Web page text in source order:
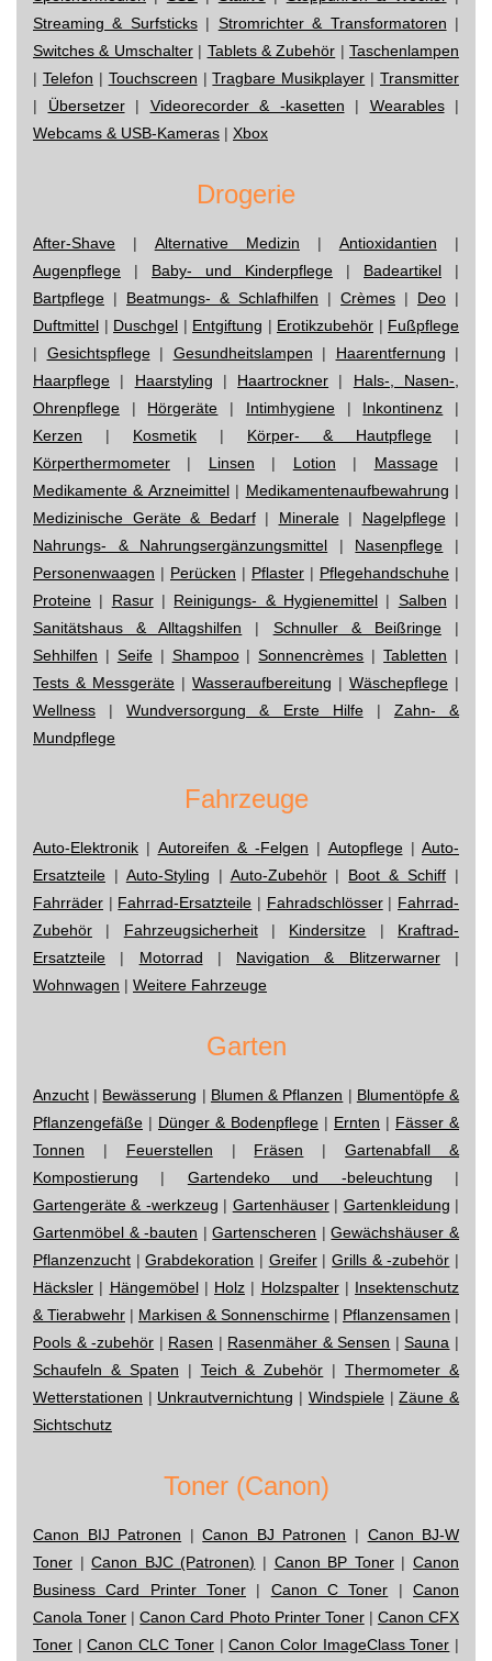
Streaming & Surfsticks| Stromrichter & Transformatoren |
Switches & Umschalter| Tablets & Zubehör | Taschenlampen
| Telefon | Touchscreen |Tragbare Musikplayer | Transmitter
| Übersetzer| Videorecorder & -kasetten | Wearables|
Webcams & USB-Kameras | Xbox
Drogerie
After-Shave | Alternative Medizin | Antioxidantien |
Augenpflege | Baby- und Kinderpflege | Badeartikel |
Bartpflege | Beatmungs- & Schlafhilfen | Crèmes | Deo |
Duftmittel | Duschgel | Entgiftung | Erotikzubehör | Fußpflege
| Gesichtspflege| Gesundheitslampen | Haarentfernung |
Haarpflege | Haarstyling | Haartrockner | Hals-, Nasen-,
Ohrenpflege | Hörgeräte | Intimhygiene| Inkontinenz |
Kerzen | Kosmetik | Körper- & Hautpflege |
Körperthermometer | Linsen | Lotion | Massage|
Medikamente & Arzneimittel| Medikamentenaufbewahrung |
Medizinische Geräte & Bedarf| Minerale| Nagelpflege|
Nahrungs- & Nahrungsergänzungsmittel | Nasenpflege |
Personenwaagen | Perücken | Pflaster | Pflegehandschuhe |
Proteine | Rasur| Reinigungs- & Hygienemittel | Salben |
Sanitätshaus & Alltagshilfen | Schnuller & Beißringe|
Sehhilfen | Seife| Shampoo|Sonnencrèmes |Tabletten |
Tests & Messgeräte | Wasseraufbereitung | Wäschepflege |
Wellness |Wundversorgung & Erste Hilfe| Zahn- &
Mundpflege
Fahrzeuge
Auto-Elektronik | Autoreifen & -Felgen | Autopflege| Auto-
Ersatzteile | Auto-Styling | Auto-Zubehör| Boot & Schiff |
Fahrräder | Fahrrad-Ersatzteile | Fahradschlösser| Fahrrad-
Zubehör | Fahrzeugsicherheit| Kindersitze | Kraftrad-
Ersatzteile | Motorrad | Navigation & Blitzerwarner|
Wohnwagen | Weitere Fahrzeuge
Garten
Anzucht | Bewässerung | Blumen & Pflanzen | Blumentöpfe &
Pflanzengefäße | Dünger & Bodenpflege | Ernten | Fässer &
Tonnen | Feuerstellen | Fräsen |Gartenabfall &
Kompostierung | Gartendeko und -beleuchtung |
Gartengeräte & -werkzeug | Gartenhäuser| Gartenkleidung |
Gartenmöbel & -bauten |Gartenscheren |Gewächshäuser &
Pflanzenzucht |Grabdekoration | Greifer|Grills & -zubehör |
Häcksler | Hängemöbel| Holz | Holzspalter| Insektenschutz
& Tierabwehr | Markisen & Sonnenschirme | Pflanzensamen |
Pools & -zubehör | Rasen | Rasenmäher & Sensen |Sauna |
Schaufeln & Spaten | Teich & Zubehör |Thermometer &
Wetterstationen | Unkrautvernichtung | Windspiele|Zäune &
Sichtschutz
Toner (Canon)
Canon BIJ Patronen |Canon BJ Patronen | Canon BJ-W
Toner |Canon BJC (Patronen) | Canon BP Toner|Canon
Business Card Printer Toner | Canon C Toner |Canon
Canola Toner |Canon Card Photo Printer Toner| Canon CFX
Toner |Canon CLC Toner|Canon Color ImageClass Toner |